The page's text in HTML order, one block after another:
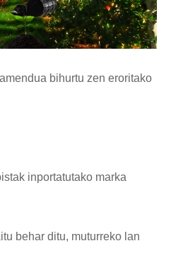
bihurtu zen eroritako
inportatutako marka
behar ditu, muturreko lan